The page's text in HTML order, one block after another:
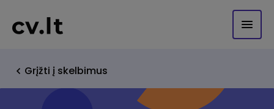
Grįžti į skelbimus